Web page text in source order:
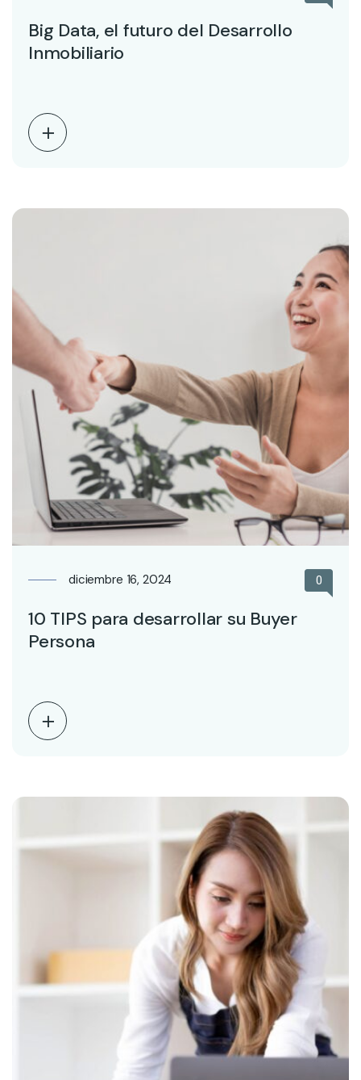
Big Data, el futuro del Desarrollo
Inmobiliario
diciembre 16, 2024 0
10 TIPS para desarrollar su Buyer
Persona